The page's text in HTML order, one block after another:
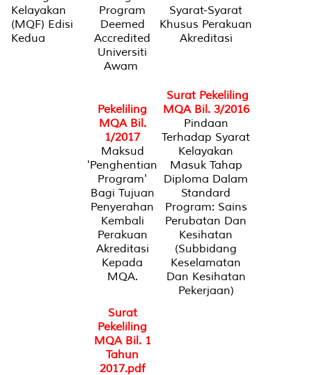
Kelayakan
(MQF) Edisi
Kedua
Program
Deemed
Accredited
Universiti
Awam
Syarat-Syarat
Khusus Perakuan
Akreditasi
Pekeliling
MQA Bil.
1/2017
Maksud
'Penghentian
Program'
Bagi Tujuan
Penyerahan
Kembali
Perakuan
Akreditasi
Kepada
MQA.
Surat Pekeliling
MQA Bil. 3/2016
Pindaan
Terhadap Syarat
Kelayakan
Masuk Tahap
Diploma Dalam
Standard
Program: Sains
Perubatan Dan
Kesihatan
(Subbidang
Keselamatan
Dan Kesihatan
Pekerjaan)
Surat
Pekeliling
MQA Bil. 1
Tahun
2017.pdf